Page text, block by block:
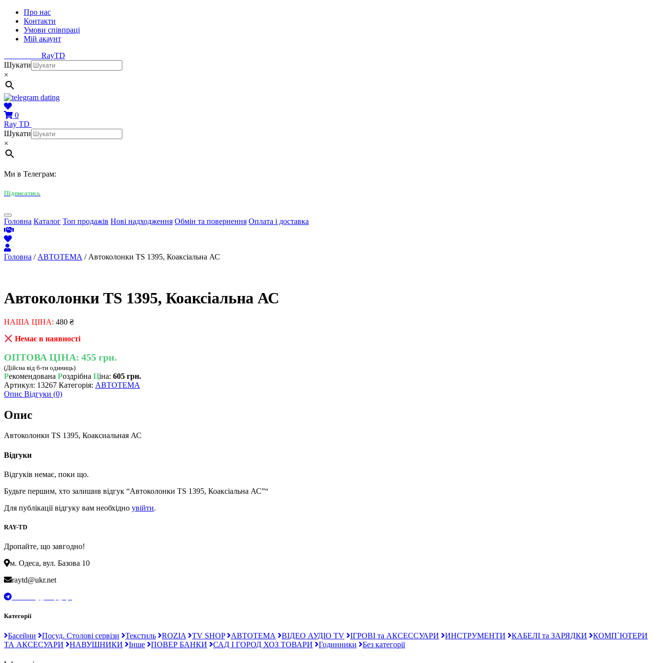
Про нас
Контакти
Умови співпраці
Мій акаунт
RayTD
Шукати
×
0
Ray TD
Шукати
×
Ми в Телеграм:
Підписатись
Головна Каталог Топ продажів Нові надходження Обмін та повернення Оплата і доставка
Головна / АВТОТЕМА / Автоколонки TS 1395, Коаксіальна АС
Автоколонки TS 1395, Коаксіальна АС
НАША ЦІНА: 480 ₴
Немає в наявності
ОПТОВА ЦІНА: 455 грн.
(Дійсна від 6-ти одиниць)
Рекомендована Роздрібна Ціна: 605 грн.
Артикул: 13267 Категорія: АВТОТЕМА
Опис Відгуки (0)
Опис
Автоколонки TS 1395, Коаксиальная АС
Відгуки
Відгуків немає, поки що.
Будьте першим, хто залишив відгук “Автоколонки TS 1395, Коаксіальна АС”“
Для публікації відгуку вам необхідно увійти.
RAY-TD
Дропайте, що завгодно!
м. Одеса, вул. Базова 10
raytd@ukr.net
Категорії
Басейни Посуд. Столові сервізи Текстиль ROZIA TV SHOP АВТОТЕМА ВІДЕО АУДІО TV ІГРОВІ та АКСЕССУАРИ ИНСТРУМЕНТИ КАБЕЛІ та ЗАРЯДКИ
КОМП`ЮТЕРИ
ТА АКСЕСУАРИ
НАВУШНИКИ Інше ПОВЕР БАНКИ САД І ГОРОД ХОЗ ТОВАРИ Годинники Без категорії